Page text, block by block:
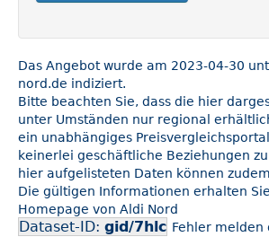
Das Angebot wurde am 2023-04-30
nord.de indiziert.
Bitte beachten Sie, dass die hier
unter Umständen nur regional
ein unabhängiges
keinerlei geschäftliche Beziehungen
hier aufgelisteten Daten können
Die gültigen Informationen erhalten
Homepage von Aldi Nord
Dataset-ID: gid/7hlc Fehler melden